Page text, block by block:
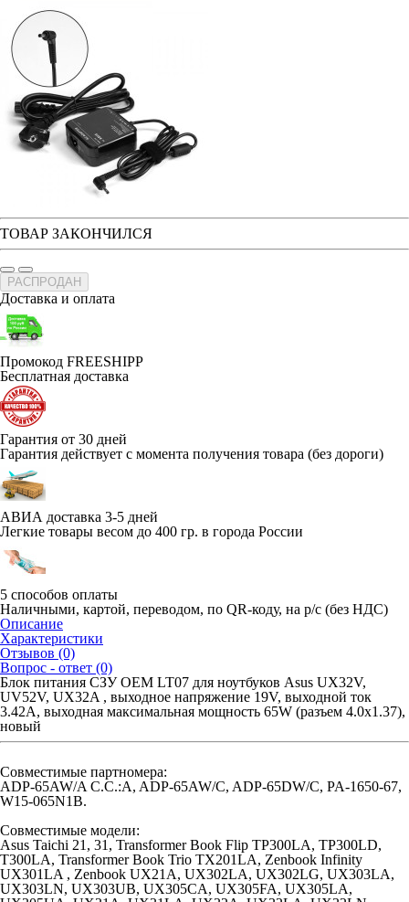
ТОВАР ЗАКОНЧИЛСЯ
РАСПРОДАН
Доставка и оплата
Промокод FREESHIPP
Бесплатная доставка
Гарантия от 30 дней
Гарантия действует с момента получения товара (без дороги)
АВИА доставка 3-5 дней
Легкие товары весом до 400 гр. в города России
5 способов оплаты
Наличными, картой, переводом, по QR-коду, на р/с (без НДС)
Описание
Характеристики
Отзывов (0)
Вопрос - ответ (0)
Блок питания СЗУ OEM LT07 для ноутбуков Asus UX32V,
UV52V, UX32A , выходное напряжение 19V, выходной ток
3.42A, выходная максимальная мощность 65W (разъем 4.0x1.37),
новый
Совместимые партномера:
ADP-65AW/A C.C.:A, ADP-65AW/C, ADP-65DW/C, PA-1650-67,
W15-065N1B.
Совместимые модели:
Asus Taichi 21, 31, Transformer Book Flip TP300LA, TP300LD,
T300LA, Transformer Book Trio TX201LA, Zenbook Infinity
UX301LA , Zenbook UX21A, UX302LA, UX302LG, UX303LA,
UX303LN, UX303UB, UX305CA, UX305FA, UX305LA,